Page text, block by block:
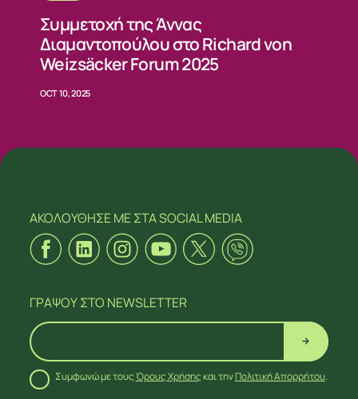
ΑΚΟΛΟΥΘΗΣΕ ΜΕΣΤΑ SOCIAL MEDIA
Συμμετοχή της Άννας
Διαμαντοπούλου στο Richard von
Weizsäcker Forum 2025
OCT 10, 2025
ΑΚΟΛΟΥΘΗΣΕ ΜΕΣΤΑ SOCIAL MEDIA
ΓΡΑΨΟΥΣΤΟ NEWSLETTER
Συμφωνώ με τουςΌρους Χρήσηςκαι τηνΠολιτική Απορρήτου.